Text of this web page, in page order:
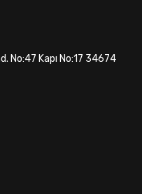
No:47 Kapı No:17 34674